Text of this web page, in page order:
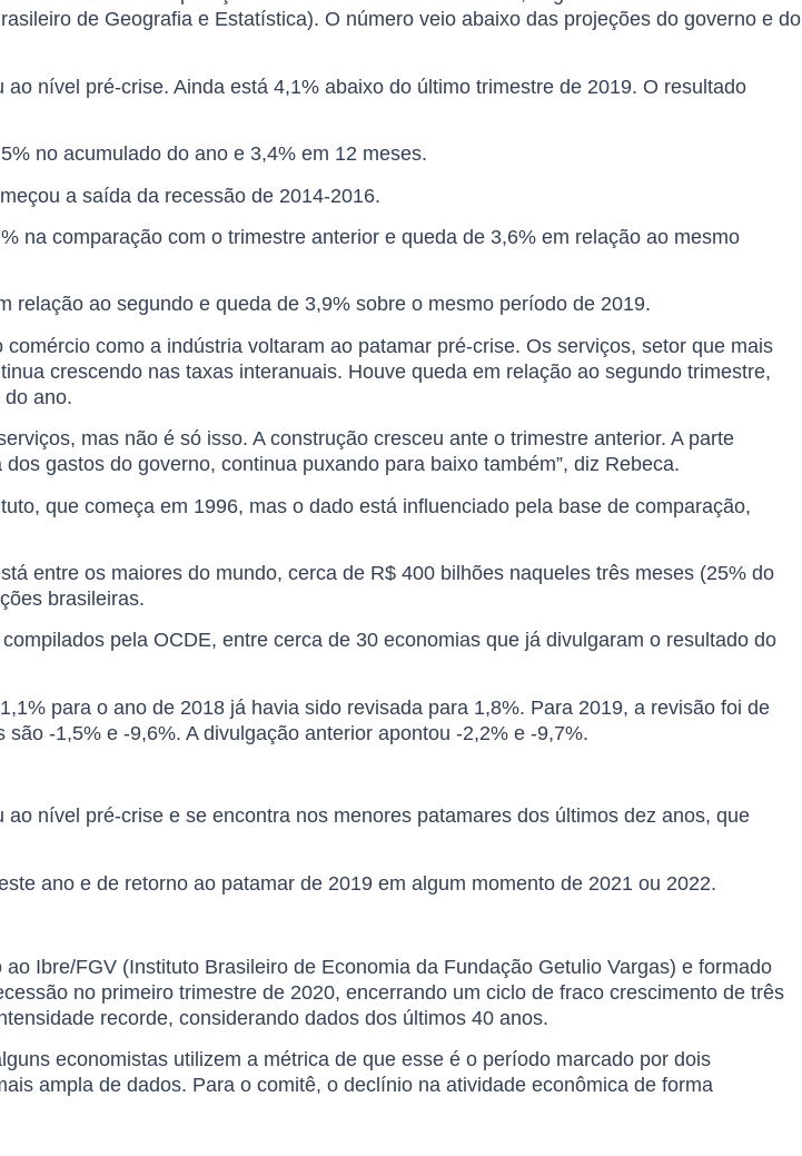
de Geografia e Estatística). O número veio abaixo das projeções do governo e do
nível pré-crise. Ainda está 4,1% abaixo do último trimestre de 2019. O resultado
no acumulado do ano e 3,4% em 12 meses.
a saída da recessão de 2014-2016.
na comparação com o trimestre anterior e queda de 3,6% em relação ao mesmo
ao segundo e queda de 3,9% sobre o mesmo período de 2019.
como a indústria voltaram ao patamar pré-crise. Os serviços, setor que mais
crescendo nas taxas interanuais. Houve queda em relação ao segundo trimestre,
ano.
mas não é só isso. A construção cresceu ante o trimestre anterior. A parte
gastos do governo, continua puxando para baixo também”, diz Rebeca.
que começa em 1996, mas o dado está influenciado pela base de comparação,
entre os maiores do mundo, cerca de R$ 400 bilhões naqueles três meses (25% do
brasileiras.
pela OCDE, entre cerca de 30 economias que já divulgaram o resultado do
para o ano de 2018 já havia sido revisada para 1,8%. Para 2019, a revisão foi de
-1,5% e -9,6%. A divulgação anterior apontou -2,2% e -9,7%.
nível pré-crise e se encontra nos menores patamares dos últimos dez anos, que
ano e de retorno ao patamar de 2019 em algum momento de 2021 ou 2022.
Ibre/FGV (Instituto Brasileiro de Economia da Fundação Getulio Vargas) e formado
no primeiro trimestre de 2020, encerrando um ciclo de fraco crescimento de três
recorde, considerando dados dos últimos 40 anos.
economistas utilizem a métrica de que esse é o período marcado por dois
ampla de dados. Para o comitê, o declínio na atividade econômica de forma